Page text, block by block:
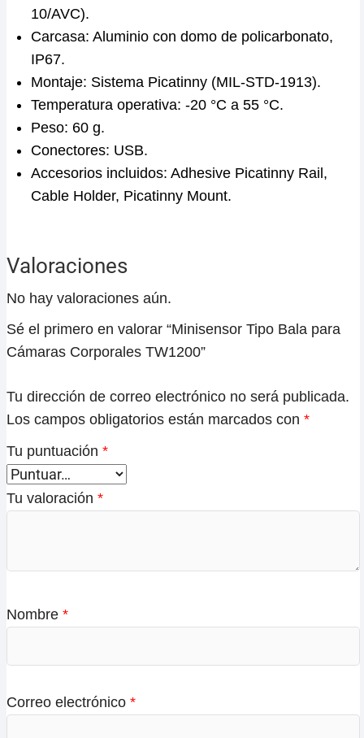
10/AVC).
Carcasa: Aluminio con domo de policarbonato,
IP67.
Montaje: Sistema Picatinny (MIL-STD-1913).
Temperatura operativa: -20 °C a 55 °C.
Peso: 60 g.
Conectores: USB.
Accesorios incluidos: Adhesive Picatinny Rail,
Cable Holder, Picatinny Mount.
Valoraciones
No hay valoraciones aún.
Sé el primero en valorar “Minisensor Tipo Bala para
Cámaras Corporales TW1200”
Tu dirección de correo electrónico no será publicada.
Los campos obligatorios están marcados con *
Tu puntuación *
Tu valoración *
Nombre *
Correo electrónico *